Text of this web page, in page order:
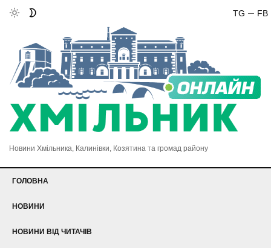
FB
TG
Новини Хмільника, Калинівки, Козятина та громад району
ГОЛОВНА
НОВИНИ
НОВИНИ ВІД ЧИТАЧІВ